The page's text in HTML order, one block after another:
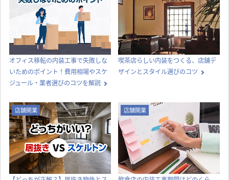
店舗開業
その他
コラムTOP
新着記事一覧
内装工事
オフィス移転の内装工事で失敗しな
いためのポイント！費用相場やスケ
ジュール・業者選びのコツを解説
喫茶店らしい内装をつくる、店舗デ
ザインとスタイル選びのコツ